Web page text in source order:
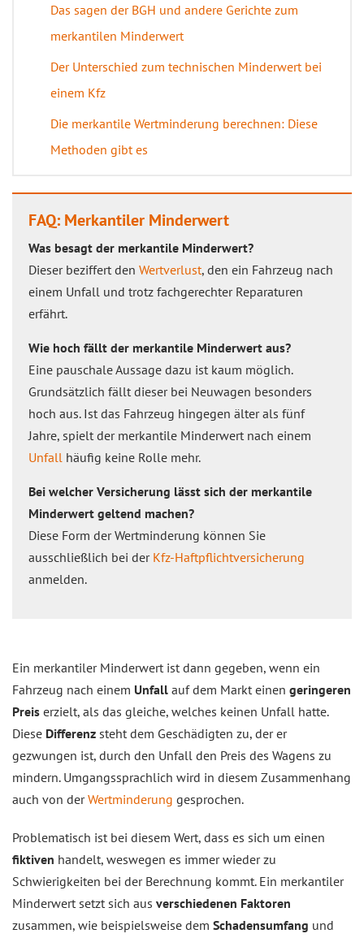
Das sagen der BGH und andere Gerichte zum
merkantilen Minderwert
Der Unterschied zum technischen Minderwert bei
einem Kfz
Die merkantile Wertminderung berechnen: Diese
Methoden gibt es
FAQ: Merkantiler Minderwert
Was besagt der merkantile Minderwert?
Dieser beziffert den Wertverlust, den ein Fahrzeug nach
einem Unfall und trotz fachgerechter Reparaturen
erfährt.
Wie hoch fällt der merkantile Minderwert aus?
Eine pauschale Aussage dazu ist kaum möglich.
Grundsätzlich fällt dieser bei Neuwagen besonders
hoch aus. Ist das Fahrzeug hingegen älter als fünf
Jahre, spielt der merkantile Minderwert nach einem
Unfall häufig keine Rolle mehr.
Bei welcher Versicherung lässt sich der merkantile
Minderwert geltend machen?
Diese Form der Wertminderung können Sie
ausschließlich bei der Kfz-Haftpflichtversicherung
anmelden.
Ein merkantiler Minderwert ist dann gegeben, wenn ein
Fahrzeug nach einem Unfall auf dem Markt einen geringeren
Preis erzielt, als das gleiche, welches keinen Unfall hatte.
Diese Differenz steht dem Geschädigten zu, der er
gezwungen ist, durch den Unfall den Preis des Wagens zu
mindern. Umgangssprachlich wird in diesem Zusammenhang
auch von derWertminderung gesprochen.
Problematisch ist bei diesem Wert, dass es sich um einen
fiktiven handelt, weswegen es immer wieder zu
Schwierigkeiten bei der Berechnung kommt. Ein merkantiler
Minderwert setzt sich aus verschiedenen Faktoren
zusammen, wie beispielsweise dem Schadensumfang und